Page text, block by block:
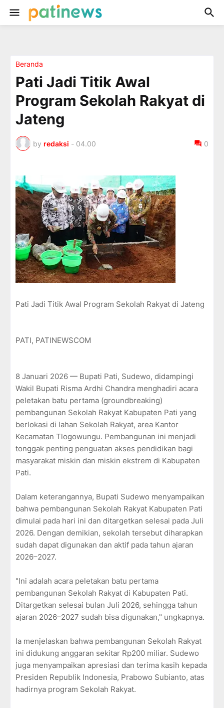
Beranda
Pati Jadi Titik Awal
Program Sekolah Rakyat di
Jateng
by redaksi - 04.00 0
Pati Jadi Titik Awal Program Sekolah Rakyat di Jateng
PATI, PATINEWSCOM
8 Januari 2026 — Bupati Pati, Sudewo, didampingi
Wakil Bupati Risma Ardhi Chandra menghadiri acara
peletakan batu pertama (groundbreaking)
pembangunan Sekolah Rakyat Kabupaten Pati yang
berlokasi di lahan Sekolah Rakyat, area Kantor
Kecamatan Tlogowungu. Pembangunan ini menjadi
tonggak penting penguatan akses pendidikan bagi
masyarakat miskin dan miskin ekstrem di Kabupaten
Pati.
Dalam keterangannya, Bupati Sudewo menyampaikan
bahwa pembangunan Sekolah Rakyat Kabupaten Pati
dimulai pada hari ini dan ditargetkan selesai pada Juli
2026. Dengan demikian, sekolah tersebut diharapkan
sudah dapat digunakan dan aktif pada tahun ajaran
2026–2027.
"Ini adalah acara peletakan batu pertama
pembangunan Sekolah Rakyat di Kabupaten Pati.
Ditargetkan selesai bulan Juli 2026, sehingga tahun
ajaran 2026–2027 sudah bisa digunakan," ungkapnya.
Ia menjelaskan bahwa pembangunan Sekolah Rakyat
ini didukung anggaran sekitar Rp200 miliar. Sudewo
juga menyampaikan apresiasi dan terima kasih kepada
Presiden Republik Indonesia, Prabowo Subianto, atas
hadirnya program Sekolah Rakyat.